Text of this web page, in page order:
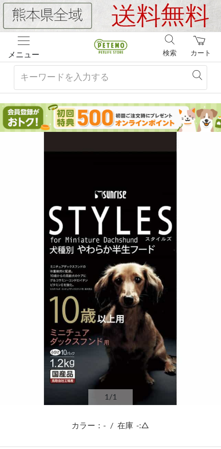
メニュー カート
検索
1/1
カラー：- / 在庫 -:△